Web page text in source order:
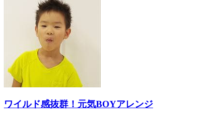
ワイルド感抜群！元気BOYアレンジ